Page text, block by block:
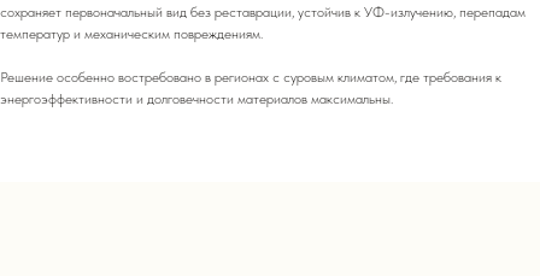
сохраняет первоначальный вид без реставрации, устойчив к УФ-излучению, перепадам
температур и механическим повреждениям.
Решение особенно востребовано в регионах с суровым климатом, где требования к
энергоэффективности и долговечности материалов максимальны.